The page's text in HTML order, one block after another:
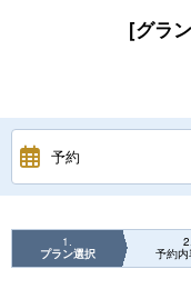
[グラ
予約
1
プラン選択
2
予約